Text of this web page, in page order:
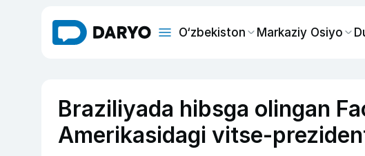
O‘zbekiston Markaziy Osiyo
Braziliyada hibsga olingan
Amerikasidagi vitse-